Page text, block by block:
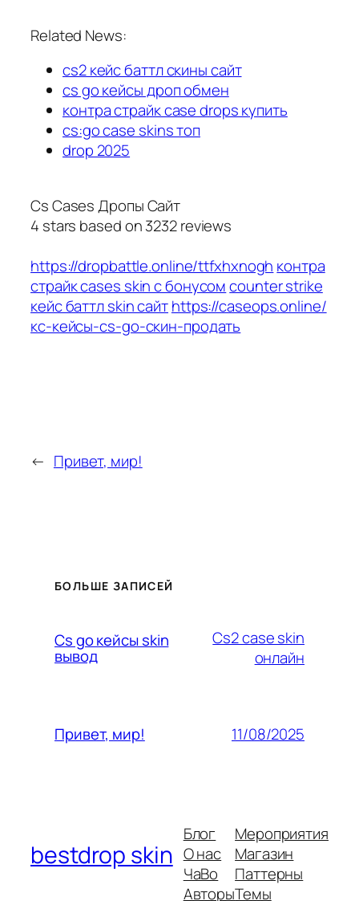
Related News:
cs2 кейс баттл скины сайт
cs go кейсы дроп обмен
контра страйк case drops купить
cs:go case skins топ
drop 2025
Cs Cases Дропы Сайт
4 stars based on3232reviews
https://dropbattle.online/ttfxhxnogh контра
страйк cases skin с бонусом counter strike
кейс баттл skin сайтhttps://caseops.online/
кс-кейсы-cs-go-скин-продать
← Привет, мир!
БОЛЬШЕ ЗАПИСЕЙ
Cs go кейсы skin
вывод
Cs2 case skin
онлайн
Привет, мир! 11/08/2025
bestdrop skin
Блог
О нас
ЧаВо
Авторы
Мероприятия
Магазин
Паттерны
Темы